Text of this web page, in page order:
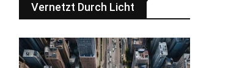
Vernetzt Durch Licht